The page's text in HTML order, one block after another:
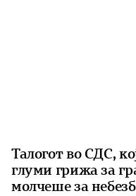
Талогот во СДС,
глуми грижа за
молчеше за